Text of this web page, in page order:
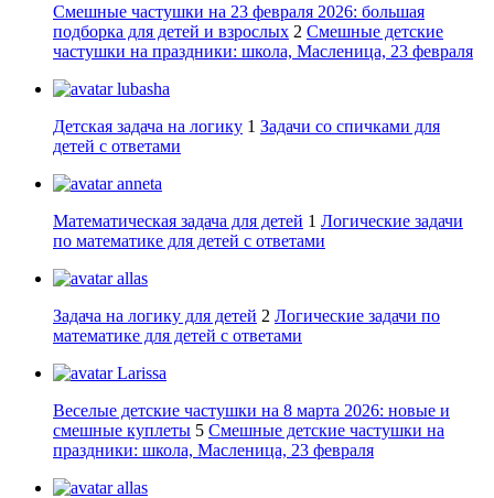
Смешные частушки на 23 февраля 2026: большая
подборка для детей и взрослых 2 Смешные детские
частушки на праздники: школа, Масленица, 23 февраля
lubasha
Детская задача на логику 1 Задачи со спичками для
детей с ответами
anneta
Математическая задача для детей 1 Логические задачи
по математике для детей с ответами
allas
Задача на логику для детей 2 Логические задачи по
математике для детей с ответами
Larissa
Веселые детские частушки на 8 марта 2026: новые и
смешные куплеты 5 Смешные детские частушки на
праздники: школа, Масленица, 23 февраля
allas